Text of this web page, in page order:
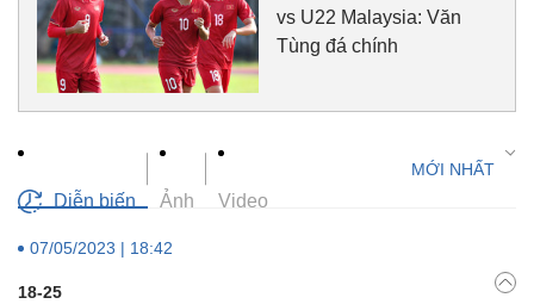
vs U22 Malaysia: Văn
Tùng đá chính
Diễn biến Ảnh Video
07/05/2023 | 18:42
18-25